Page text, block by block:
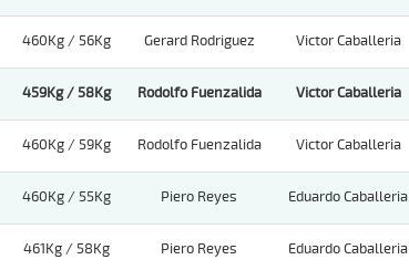
460Kg / 56Kg Gerard Rodriguez Victor Caballeria
459Kg / 58Kg Rodolfo Fuenzalida Victor Caballeria
460Kg / 59Kg Rodolfo Fuenzalida Victor Caballeria
460Kg / 55Kg Piero Reyes Eduardo Caballeria
461Kg / 58Kg Piero Reyes Eduardo Caballeria